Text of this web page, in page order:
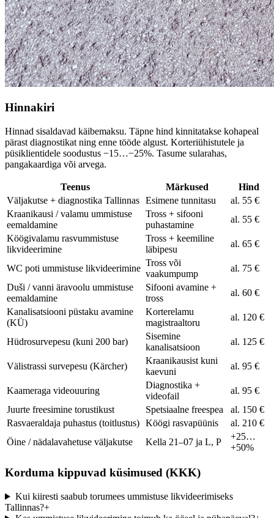
Hinnakiri
Hinnad sisaldavad käibemaksu. Täpne hind kinnitatakse kohapeal
pärast diagnostikat ning enne tööde algust. Korteriühistutele ja
püsiklientidele soodustus −15…−25%. Tasume sularahas,
pangakaardiga või arvega.
Teenus Märkused
Hind
Väljakutse + diagnostika Tallinnas Esimene tunnitasu
al. 55 €
Kraanikausi / valamu ummistuse
eemaldamine
Tross + sifooni
puhastamine
al. 55 €
Köögivalamu rasvummistuse
likvideerimine
Tross + keemiline
läbipesu
al. 65 €
WC poti ummistuse likvideerimine
Tross või
vaakumpump
al. 75 €
Duši / vanni äravoolu ummistuse
eemaldamine
Sifooni avamine +
tross
al. 60 €
Kanalisatsiooni püstaku avamine
(KÜ)
Korterelamu
magistraaltoru
al. 120 €
Hüdrosurvepesu (kuni 200 bar)
Sisemine
kanalisatsioon
al. 125 €
Välistrassi survepesu (Kärcher)
Kraanikausist kuni
kaevuni
al. 95 €
Kaameraga videouuring
Diagnostika +
videofail
al. 95 €
Juurte freesimine torustikust
Spetsiaalne freespea
al. 150 €
Rasvaeraldaja puhastus (toitlustus) Köögi rasvapüünis
al. 210 €
Öine / nädalavahetuse väljakutse
Kella 21–07 ja L, P
+25…
+50%
Korduma kippuvad küsimused (KKK)
Kui kiiresti saabub torumees ummistuse likvideerimiseks
Tallinnas?+